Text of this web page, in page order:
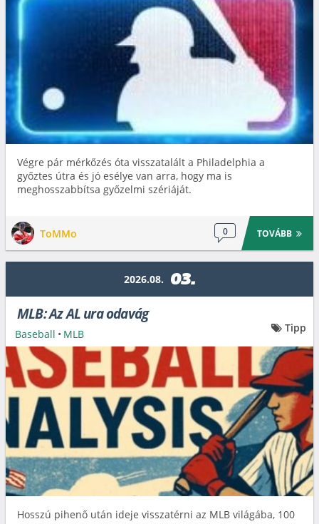
Végre pár mérkőzés óta visszatalált a Philadelphia a
győztes útra és jó esélye van arra, hogy ma is
meghosszabbítsa győzelmi szériáját.
ToMMo 0 TOVÁBB
2026.08. 03.
MLB: Az AL ura odavág
Hosszú pihenő után ideje visszatérni az MLB világába, 100
Baseball • MLB Tipp